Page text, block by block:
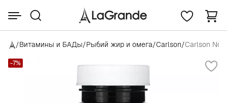
/Витамины и БАДы/Рыбий жир и омега/Carlson/Carlson
-7%